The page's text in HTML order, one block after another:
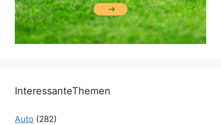
InteressanteThemen
Auto (282)